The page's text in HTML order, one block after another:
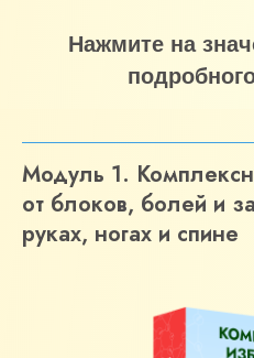
Нажмите на
Модуль 1.
от блоков, болей и
руках, ногах и спине